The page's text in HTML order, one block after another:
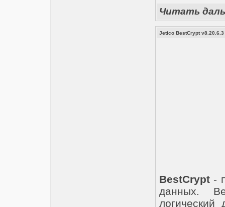
Читать
Jetico BestCrypt v8.20.6.3
BestCrypt -
данных.
логический